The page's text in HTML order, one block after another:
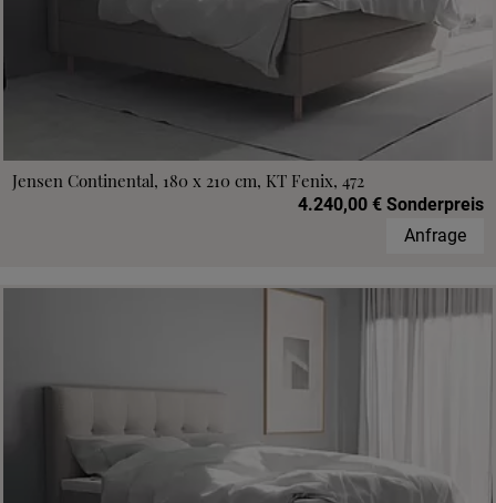
Jensen Continental, 180 x 210 cm, KT Fenix, 472
4.240,00 € Sonderpreis
Anfrage